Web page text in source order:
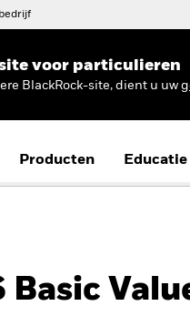
voor particulieren
BlackRock-site, dient u uw
Producten Educatie
Basic